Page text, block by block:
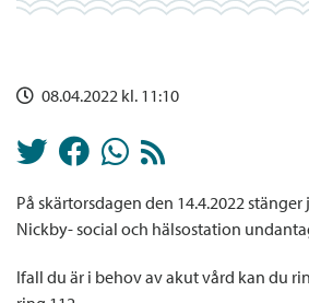
08.04.2022 kl. 11:10
På skärtorsdagen den 14.4.2022
Nickby- social och hälsostation
Ifall du är i behov av akut vård kan du